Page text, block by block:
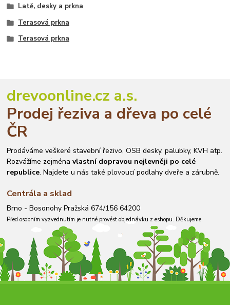
Latě, desky a prkna
Terasová prkna
Terasová prkna
drevoonline.cz a.s.
Prodej řeziva a dřeva po celé
ČR
Prodáváme veškeré stavební řezivo, OSB desky, palubky, KVH atp.
Rozvážíme zejménavlastní dopravou nejlevněji po celé
republice. Najdete u nás také plovoucí podlahy dveře a zárubně.
Centrála a sklad
Brno - Bosonohy Pražská 674/156 64200
Před osobním vyzvednutím je nutné provést objednávku z eshopu. Děkujeme.